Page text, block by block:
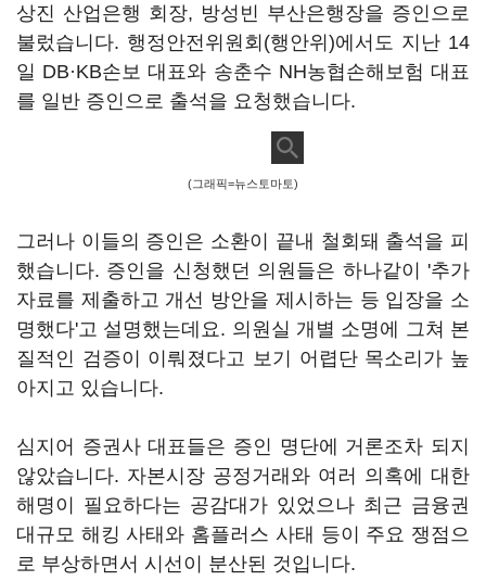
상진 산업은행 회장, 방성빈 부산은행장을 증인으로
불렀습니다. 행정안전위원회(행안위)에서도 지난 14
일 DB·KB손보 대표와 송춘수 NH농협손해보험 대표
를 일반 증인으로 출석을 요청했습니다.
(그래픽=뉴스토마토)
그러나 이들의 증인은 소환이 끝내 철회돼 출석을 피
했습니다. 증인을 신청했던 의원들은 하나같이 '추가
자료를 제출하고 개선 방안을 제시하는 등 입장을 소
명했다'고 설명했는데요. 의원실 개별 소명에 그쳐 본
질적인 검증이 이뤄졌다고 보기 어렵단 목소리가 높
아지고 있습니다.
심지어 증권사 대표들은 증인 명단에 거론조차 되지
않았습니다. 자본시장 공정거래와 여러 의혹에 대한
해명이 필요하다는 공감대가 있었으나 최근 금융권
대규모 해킹 사태와 홈플러스 사태 등이 주요 쟁점으
로 부상하면서 시선이 분산된 것입니다.